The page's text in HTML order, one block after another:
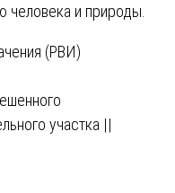
человека и природы.
(РВИ)
участка ||